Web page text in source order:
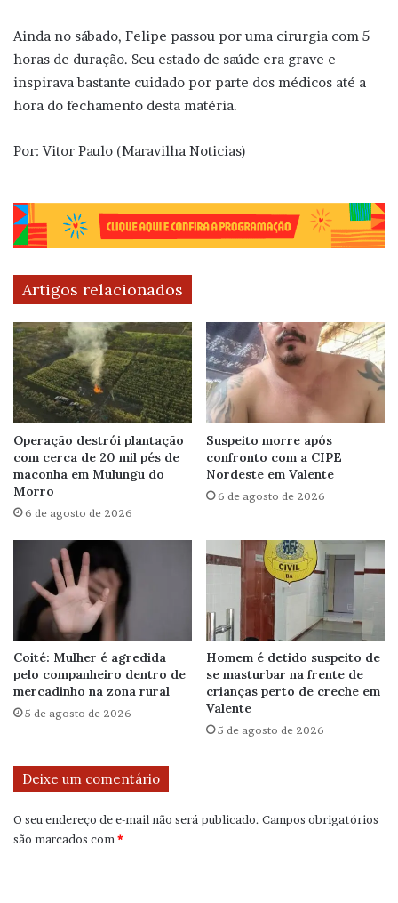
Ainda no sábado, Felipe passou por uma cirurgia com 5
horas de duração. Seu estado de saúde era grave e
inspirava bastante cuidado por parte dos médicos até a
hora do fechamento desta matéria.
Por: Vitor Paulo (Maravilha Noticias)
Artigos relacionados
Operação destrói plantação
com cerca de 20 mil pés de
maconha em Mulungu do
Morro
6 de agosto de 2026
Suspeito morre após
confronto com a CIPE
Nordeste em Valente
6 de agosto de 2026
Coité: Mulher é agredida
pelo companheiro dentro de
mercadinho na zona rural
5 de agosto de 2026
Homem é detido suspeito de
se masturbar na frente de
crianças perto de creche em
Valente
5 de agosto de 2026
Deixe um comentário
O seu endereço de e-mail não será publicado. Campos obrigatórios
são marcados com*